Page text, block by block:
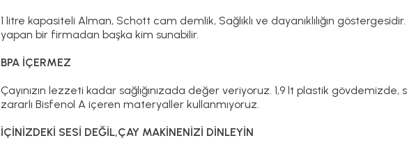
1 litre kapasiteli Alman, Schott cam demlik, Sağlıklı ve dayanıklılığın
yapan bir firmadan başka kim sunabilir.
BPA İÇERMEZ
Çayınızın lezzeti kadar sağlığınızada değer veriyoruz. 1,9 lt plastik gövdemizde,
zararlı Bisfenol A içeren materyaller kullanmıyoruz.
İÇİNİZDEKİ SESİ DEĞİL,ÇAY MAKİNENİZİ DİNLEYİN